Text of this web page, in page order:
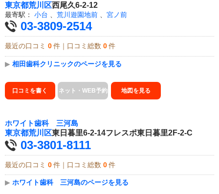
東京都荒川区西尾久6-2-12
最寄駅： 小台 荒川遊園地前 宮ノ前
03-3809-2514
最近の口コミ 0 件｜口コミ総数 0 件
▶ 相田歯科クリニックのページを見る
口コミを書く ネット・WEB予約 地図を見る
ホワイト歯科 三河島
東京都荒川区東日暮里6-2-14フレスポ東日暮里2F-2-C
03-3801-8111
最近の口コミ 0 件｜口コミ総数 0 件
▶ ホワイト歯科 三河島のページを見る